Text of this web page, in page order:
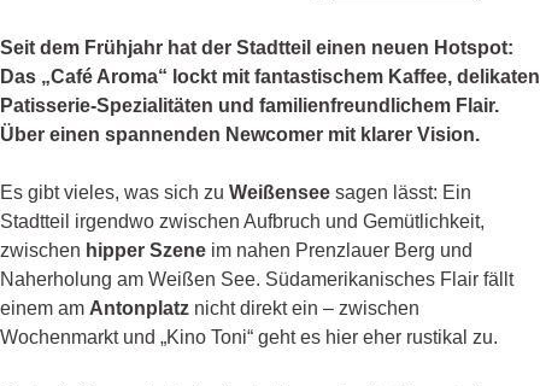
Seit dem Frühjahr hat der Stadtteil einen neuen Hotspot:
Das „Café Aroma“ lockt mit fantastischem Kaffee, delikaten
Patisserie-Spezialitäten und familienfreundlichem Flair.
Über einen spannenden Newcomer mit klarer Vision.
Es gibt vieles, was sich zu Weißensee sagen lässt: Ein
Stadtteil irgendwo zwischen Aufbruch und Gemütlichkeit,
zwischen hipper Szene im nahen Prenzlauer Berg und
Naherholung am Weißen See. Südamerikanisches Flair fällt
einem am Antonplatz nicht direkt ein – zwischen
Wochenmarkt und „Kino Toni“ geht es hier eher rustikal zu.